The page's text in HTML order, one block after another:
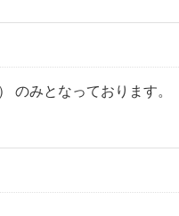
のみとなっております。